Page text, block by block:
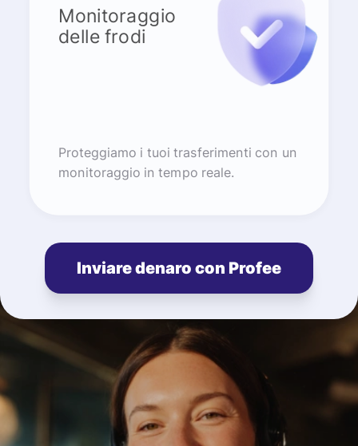
Monitoraggio
delle frodi
Proteggiamo i tuoi trasferimenti con un
monitoraggio in tempo reale.
Inviare denaro con Profee